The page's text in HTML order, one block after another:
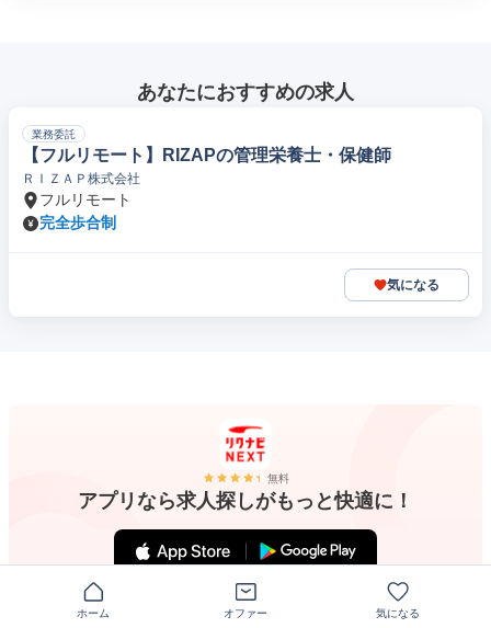
あなたにおすすめの求人
業務委託
【フルリモート】RIZAPの管理栄養士・保健師
ＲＩＺＡＰ株式会社
フルリモート
完全歩合制
気になる
無料
アプリなら求人探しがもっと快適に！
ホーム オファー 気になる